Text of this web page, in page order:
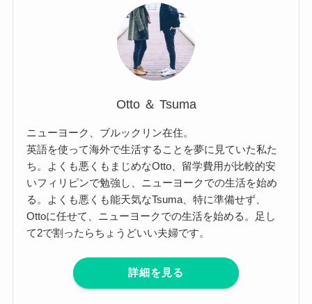
Otto ＆ Tsuma
ニューヨーク、ブルックリン在住。
英語を使って海外で生活することを夢に見ていた私た
ち。よくも悪くもまじめなOtto、留学費用が比較的安
いフィリピンで勉強し、ニューヨークでの生活を始め
る。よくも悪くも能天気なTsuma、特に準備せず、
Ottoに任せて、ニューヨークでの生活を始める。足し
て2で割ったらちょうどいい夫婦です。
詳細を見る